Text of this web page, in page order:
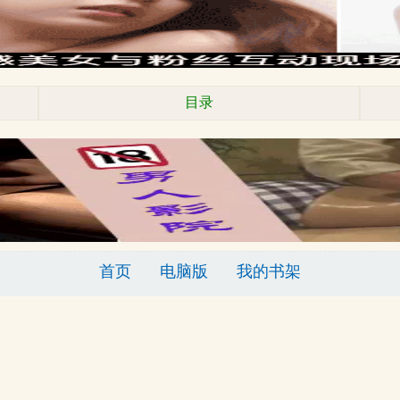
目录
首页 电脑版 我的书架